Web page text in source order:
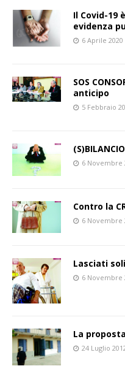
Il Covid-19
evidenza
6 Aprile 2020
SOS
anticipo
5 Febbraio
6 Novembre
Contro la
6 Novembre
Lasciati
6 Novembre
La
24 Luglio